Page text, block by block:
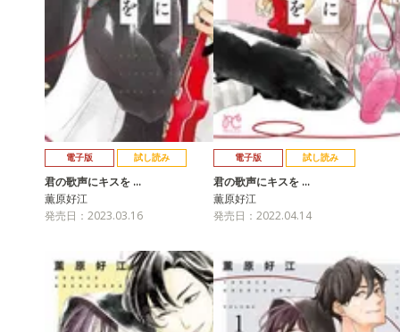
電子版 試し読み
君の歌声にキスを …
薫原好江
発売日：2023.03.16
電子版 試し読み
君の歌声にキスを …
薫原好江
発売日：2022.04.14